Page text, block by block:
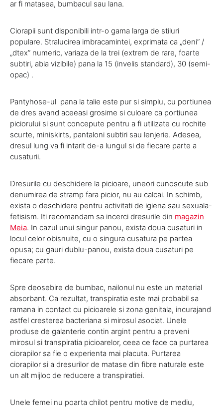
ar fi matasea, bumbacul sau lana.
Ciorapii sunt disponibili intr-o gama larga de stiluri
populare. Stralucirea imbracamintei, exprimata ca „deni” /
„dtex” numeric, variaza de la trei (extrem de rare, foarte
subtiri, abia vizibile) pana la 15 (invelis standard), 30 (semi-
opac) .
Pantyhose-ul pana la talie este pur si simplu, cu portiunea
de dres avand aceeasi grosime si culoare ca portiunea
piciorului si sunt concepute pentru a fi utilizate cu rochite
scurte, miniskirts, pantaloni subtiri sau lenjerie. Adesea,
dresul lung va fi intarit de-a lungul si de fiecare parte a
cusaturii.
Dresurile cu deschidere la picioare, uneori cunoscute sub
denumirea de stramp fara picior, nu au calcai. In schimb,
exista o deschidere pentru activitati de igiena sau sexuala-
fetisism. Iti recomandam sa incerci dresurile din magazin
Meia. In cazul unui singur panou, exista doua cusaturi in
locul celor obisnuite, cu o singura cusatura pe partea
opusa; cu gauri dublu-panou, exista doua cusaturi pe
fiecare parte.
Spre deosebire de bumbac, nailonul nu este un material
absorbant. Ca rezultat, transpiratia este mai probabil sa
ramana in contact cu picioarele si zona genitala, incurajand
astfel cresterea bacteriana si mirosul asociat. Unele
produse de galanterie contin argint pentru a preveni
mirosul si transpiratia picioarelor, ceea ce face ca purtarea
ciorapilor sa fie o experienta mai placuta. Purtarea
ciorapilor si a dresurilor de matase din fibre naturale este
un alt mijloc de reducere a transpiratiei.
Unele femei nu poarta chilot pentru motive de mediu,